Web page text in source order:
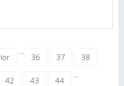
…
36 37 38
42 43 44
…